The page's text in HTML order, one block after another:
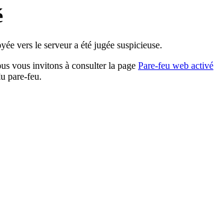
vers le serveur a été jugée suspicieuse.
vous invitons à consulter la page Pare-feu web activé
pare-feu.